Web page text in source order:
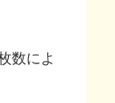
数によ